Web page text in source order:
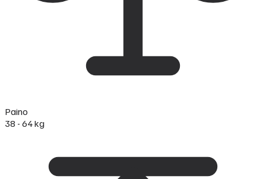
Paino
38 - 64 kg